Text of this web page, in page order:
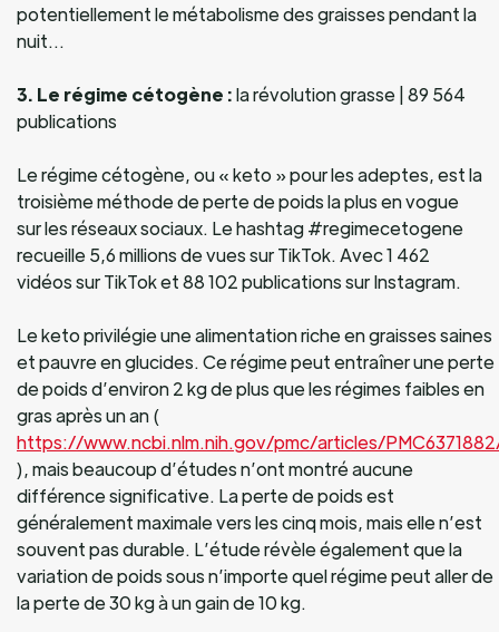
potentiellement le métabolisme des graisses pendant la
nuit…
3. Le régime cétogène :la révolution grasse | 89 564
publications
Le régime cétogène, ou « keto » pour les adeptes, est la
troisième méthode de perte de poids la plus en vogue
sur les réseaux sociaux. Le hashtag #regimecetogene
recueille 5,6 millions de vues sur TikTok. Avec 1 462
vidéos sur TikTok et 88 102 publications sur Instagram.
Le keto privilégie une alimentation riche en graisses saines
et pauvre en glucides. Ce régime peut entraîner une perte
de poids d’environ 2 kg de plus que les régimes faibles en
gras après un an (
https://www.ncbi.nlm.nih.gov/pmc/articles/
), mais beaucoup d’études n’ont montré aucune
différence significative. La perte de poids est
généralement maximale vers les cinq mois, mais elle n’est
souvent pas durable. L’étude révèle également que la
variation de poids sous n’importe quel régime peut aller de
la perte de 30 kg à un gain de 10 kg.